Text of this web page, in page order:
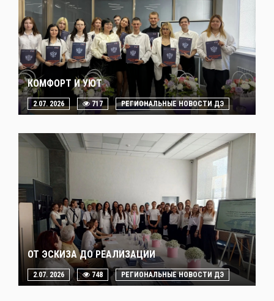
КОМФОРТ И УЮТ
2.07. 2026 717 РЕГИОНАЛЬНЫЕ НОВОСТИ ДЭ
ОТ ЭСКИЗА ДО РЕАЛИЗАЦИИ
2.07. 2026 748 РЕГИОНАЛЬНЫЕ НОВОСТИ ДЭ